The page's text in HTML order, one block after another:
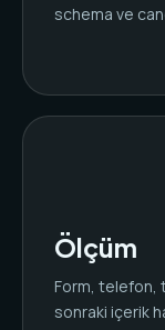
schema ve
Ölçüm
Form, telefon,
sonraki içerik